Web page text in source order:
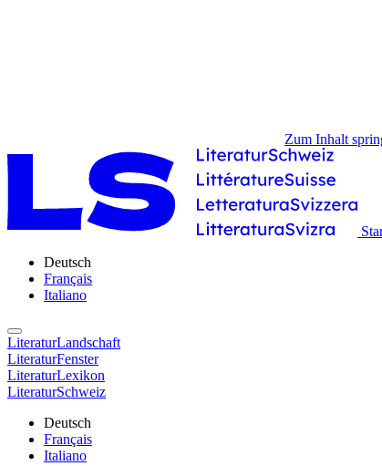
Zum Inhalt
Deutsch
Français
Italiano
LiteraturLandschaft
LiteraturFenster
LiteraturLexikon
LiteraturSchweiz
Deutsch
Français
Italiano